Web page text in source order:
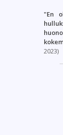
"En
2023)